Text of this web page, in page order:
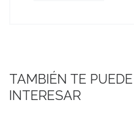
TAMBIÉN TE PUEDE
INTERESAR